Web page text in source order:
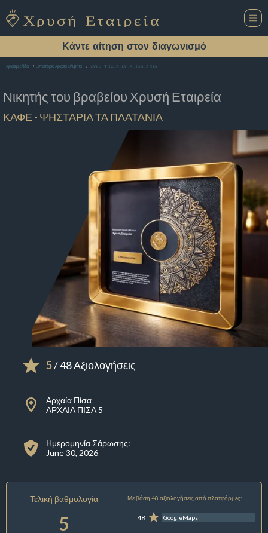
Κάντε αίτηση στον διαγωνισμό
Αρχική Σελίδα Εστιατόριο Αρχαια Ολυμπια ΚΑΦΕ - ΨΗΣΤΑΡΙΑ ΤΑ ΠΛΑΤΑΝΙΑ
Νικητής του βραβείου Χρυσή Εταιρεία
ΚΑΦΕ - ΨΗΣΤΑΡΙΑ ΤΑ ΠΛΑΤΑΝΙΑ
5/ 48 Αξιολογήσεις
Αρχαία Πίσα
ΑΡΧΑΙΑ ΠΙΣΑ 5
Ημερομηνία Σάρωσης:
June 30, 2026
Τελική βαθμολογία
5
Με βάση 48 αξιολογήσεις από πλατφόρμες:
48 GoogleMaps